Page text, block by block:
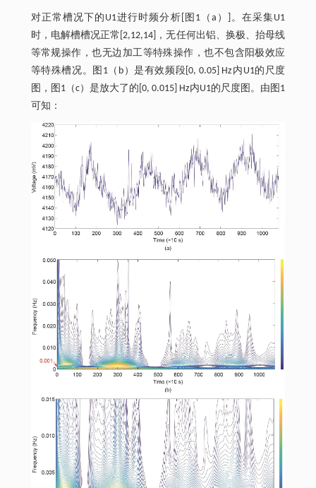
对正常槽况下的U1进行时频分析[图1（a）]。在采集U1
时，电解槽槽况正常[2,12,14]，无任何出铝、换极、抬母线
等常规操作，也无边加工等特殊操作，也不包含阳极效应
等特殊槽况。图1（b）是有效频段[0, 0.05] Hz内U1的尺度
图，图1（c）是放大了的[0, 0.015] Hz内U1的尺度图。由图1
可知：